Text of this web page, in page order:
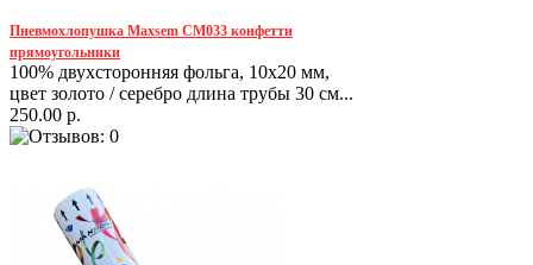
Пневмохлопушка Maxsem CM033 конфетти
прямоугольники
100% двухсторонняя фольга, 10х20 мм,
цвет золото / серебро длина трубы 30 см...
250.00 р.